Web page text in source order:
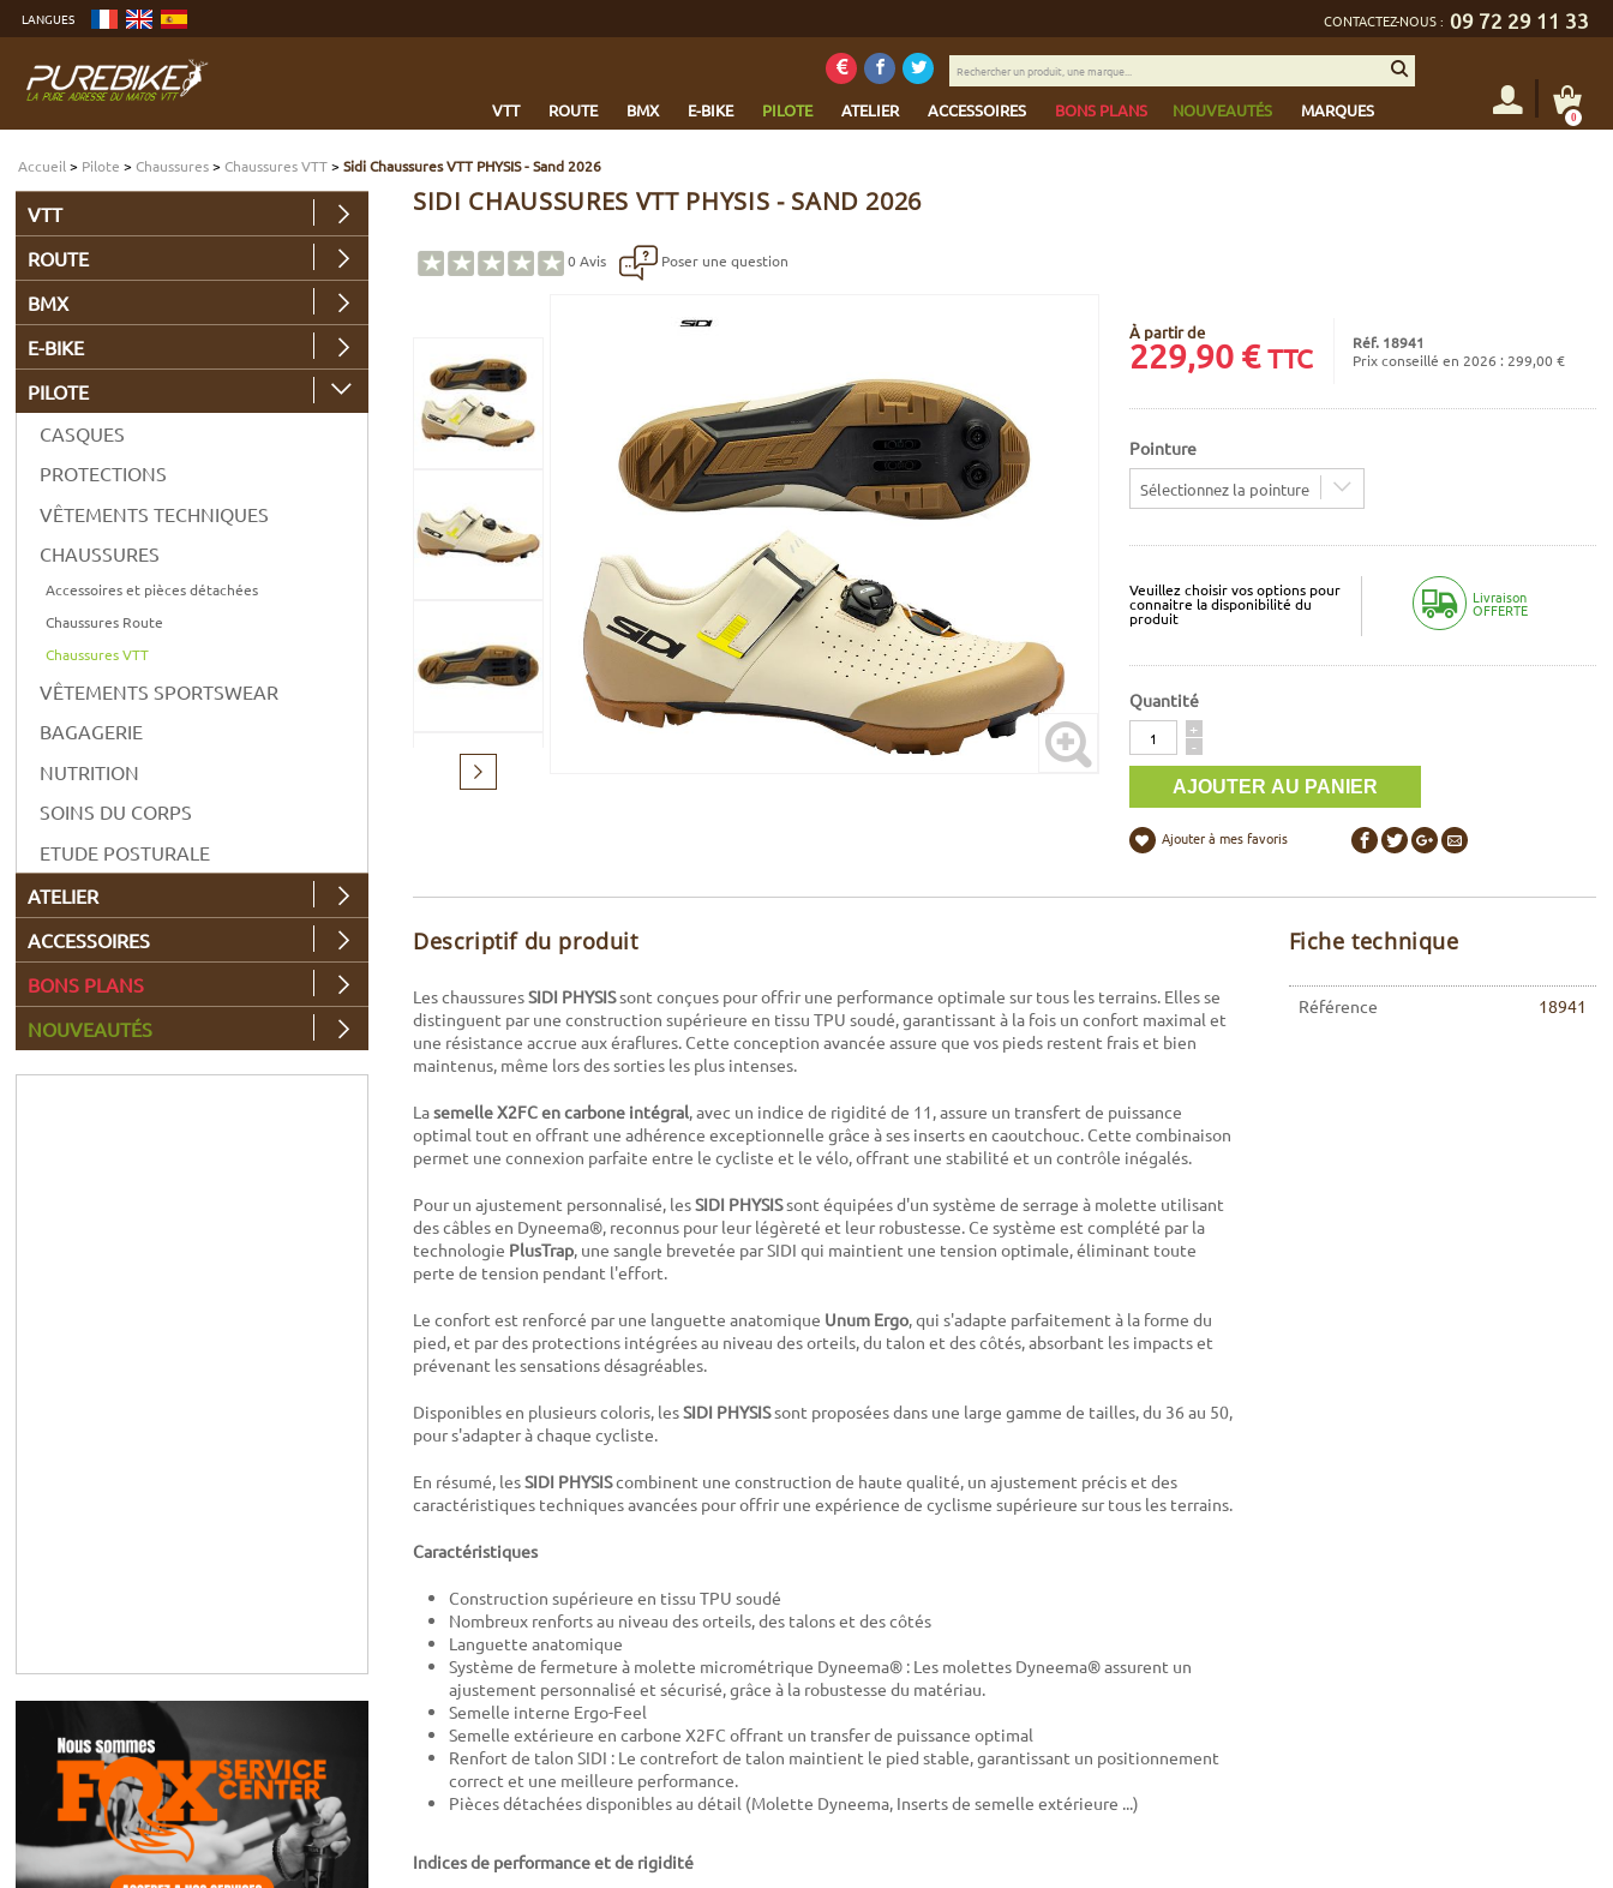
contenu
menu
Aller
CONTACTEZ-NOUS : 09 72 29 11 33
LANGUES
VTT ROUTE BMX E-BIKE PILOTE ATELIER ACCESSOIRES BONS PLANS NOUVEAUTÉS MARQUES
Rechercher
un
une
marque...
0
Accueil > Pilote >Chaussures>Chaussures VTT>Sidi Chaussures VTT PHYSIS - Sand 2026
SIDI CHAUSSURES VTT PHYSIS - SAND 2026
0 Avis Poser une question
Suivant
À partir de
229,90€ TTC
Réf. 18941
Prix conseillé en 2026 : 299,00 €
Pointure
Sélectionnez la pointure
Veuillez choisir vos options pour
connaitre la disponibilité du
produit
Livraison
OFFERTE
Quantité
Quantité
+
-
Ajouter à mes favoris
Descriptif du produit
Les chaussuresSIDI PHYSISsont conçues pour offrir une performance optimale sur tous les terrains. Elles se
distinguent par une construction supérieure en tissu TPU soudé, garantissant à la fois un confort maximal et
une résistance accrue aux éraflures. Cette conception avancée assure que vos pieds restent frais et bien
maintenus, même lors des sorties les plus intenses.
Lasemelle X2FC en carbone intégral, avec un indice de rigidité de 11, assure un transfert de puissance
optimal tout en offrant une adhérence exceptionnelle grâce à ses inserts en caoutchouc. Cette combinaison
permet une connexion parfaite entre le cycliste et le vélo, offrant une stabilité et un contrôle inégalés.
Pour un ajustement personnalisé, lesSIDI PHYSISsont équipées d'un système de serrage à molette utilisant
des câbles en Dyneema®, reconnus pour leur légèreté et leur robustesse. Ce système est complété par la
technologie PlusTrap, une sangle brevetée par SIDI qui maintient une tension optimale, éliminant toute
perte de tension pendant l'effort.
Le confort est renforcé par une languette anatomique Unum Ergo, qui s'adapte parfaitement à la forme du
pied, et par des protections intégrées au niveau des orteils, du talon et des côtés, absorbant les impacts et
prévenant les sensations désagréables.
Disponibles en plusieurs coloris, lesSIDI PHYSISsont proposées dans une large gamme de tailles, du 36 au 50,
pour s'adapter à chaque cycliste.
En résumé, lesSIDI PHYSIScombinent une construction de haute qualité, un ajustement précis et des
caractéristiques techniques avancées pour offrir une expérience de cyclisme supérieure sur tous les terrains.
Caractéristiques
Construction supérieure en tissu TPU soudé
Nombreux renforts au niveau des orteils, des talons et des côtés
Languette anatomique
Système de fermeture à molette micrométrique Dyneema® : Les molettes Dyneema® assurent un
ajustement personnalisé et sécurisé, grâce à la robustesse du matériau.
Semelle interne Ergo-Feel
Semelle extérieure en carbone X2FC offrant un transfer de puissance optimal
Renfort de talon SIDI : Le contrefort de talon maintient le pied stable, garantissant un positionnement
correct et une meilleure performance.
Pièces détachées disponibles au détail (Molette Dyneema, Inserts de semelle extérieure ...)
Indices de performance et de rigidité
Fiche technique
Référence 18941
VTT
ROUTE
BMX
E-BIKE
PILOTE
CASQUES
PROTECTIONS
VÊTEMENTS TECHNIQUES
CHAUSSURES
Accessoires et pièces détachées
Chaussures Route
Chaussures VTT
VÊTEMENTS SPORTSWEAR
BAGAGERIE
NUTRITION
SOINS DU CORPS
ETUDE POSTURALE
ATELIER
ACCESSOIRES
BONS PLANS
NOUVEAUTÉS